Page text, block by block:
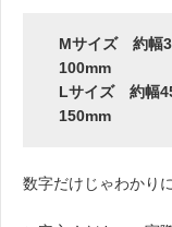
Mサイズ 約幅
100mm
Lサイズ 約幅
150mm
数字だけじゃわかり